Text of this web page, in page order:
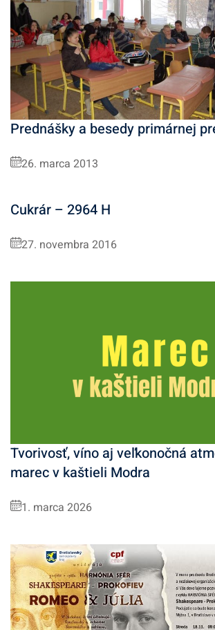
Prednášky a besedy primárnej
26. marca 2013
Cukrár – 2964 H
27. novembra 2016
Tvorivosť, víno aj veľkonočná
marec v kaštieli Modra
1. marca 2026